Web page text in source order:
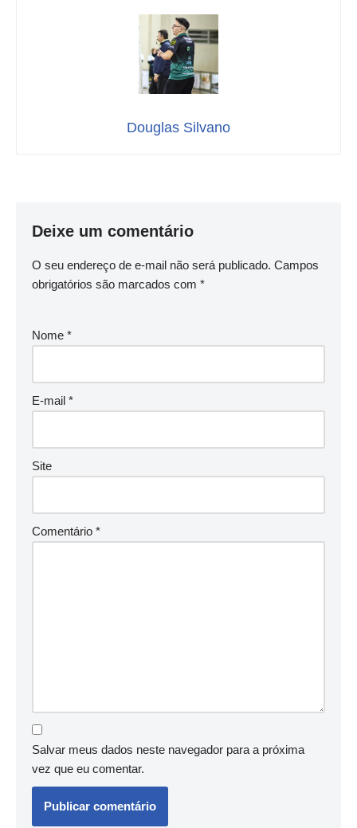
Douglas Silvano
Deixe um comentário
O seu endereço de e-mail não será publicado. Campos
obrigatórios são marcados com *
Nome *
E-mail *
Site
Comentário *
Salvar meus dados neste navegador para a próxima
vez que eu comentar.